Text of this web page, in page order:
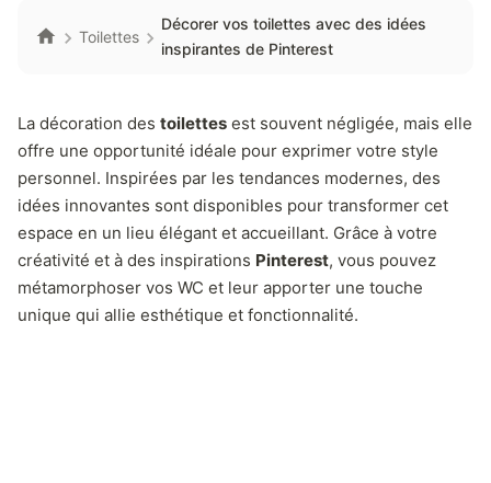
Toilettes
Décorer vos toilettes avec des idées
inspirantes de Pinterest
La décoration des toilettes est souvent négligée, mais elle
offre une opportunité idéale pour exprimer votre style
personnel. Inspirées par les tendances modernes, des
idées innovantes sont disponibles pour transformer cet
espace en un lieu élégant et accueillant. Grâce à votre
créativité et à des inspirations Pinterest, vous pouvez
métamorphoser vos WC et leur apporter une touche
unique qui allie esthétique et fonctionnalité.